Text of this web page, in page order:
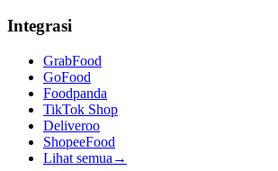
Integrasi
GrabFood
GoFood
Foodpanda
TikTok Shop
Deliveroo
ShopeeFood
Lihat semua →